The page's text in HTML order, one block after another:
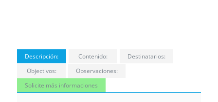
Descripción: Contenido:
Destinatarios:
Objectivos:
Observaciones:
Solicite más informaciones